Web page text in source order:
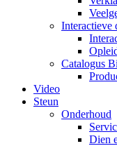
Interactieve
Catalogus
Video
Steun
Onderhoud
Dien